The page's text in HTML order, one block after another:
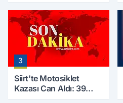
Çalışmaları Başlıyor
3
Siirt'te Motosiklet
Kazası Can Aldı: 39